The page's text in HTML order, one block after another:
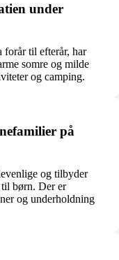
under
forår til efterår, har
somre og milde
og camping.
på
og tilbyder
børn. Der er
og underholdning